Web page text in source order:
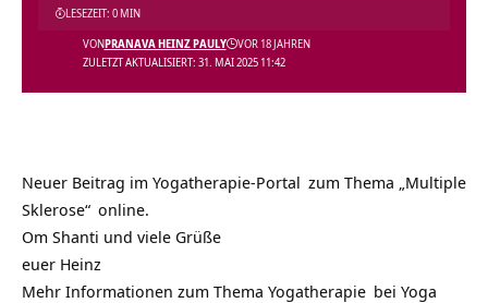
ZULETZT AKTUALISIERT: 31. MAI 2025 11:42
VONPRANAVA HEINZ PAULY VOR 18 JAHREN
LESEZEIT: 0 MIN
Neuer Beitrag im Yogatherapie-Portal zum Thema „Multiple
Sklerose“ online.
Om Shanti und viele Grüße
euer Heinz
Mehr Informationen zum Thema Yogatherapie bei Yoga